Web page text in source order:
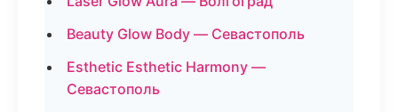
Beauty Glow Body — Севастополь
Esthetic Esthetic Harmony —
Севастополь